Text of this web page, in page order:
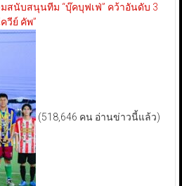
สนับสนุนทีม “บุ๊คบุฟเฟ่” คว้าอันดับ 3
วีย์ คัพ”
(518,646 คน อ่านข่าวนี้แล้ว)